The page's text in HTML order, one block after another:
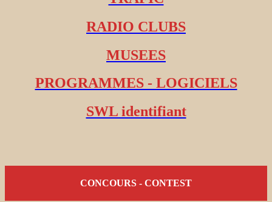
RADIO CLUBS
MUSEES
PROGRAMMES - LOGICIELS
SWL identifiant
CONCOURS - CONTEST